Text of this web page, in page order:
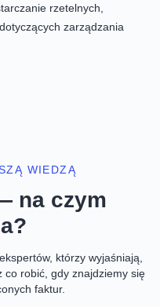
rzetelnych,
zarządzania
WIEDZĄ
na czym
którzy wyjaśniają,
co robić, gdy znajdziemy się
faktur.